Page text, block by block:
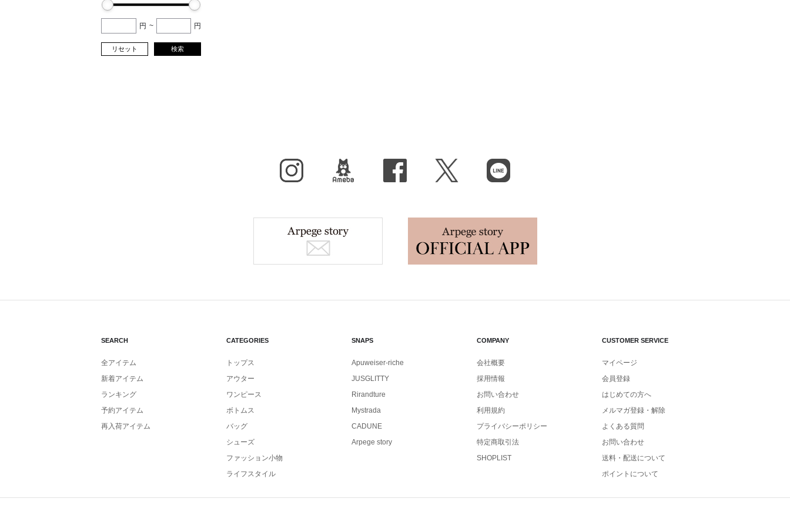
円 ~ 円
リセット 検索
X（旧Twitter）
SEARCH
全アイテム
新着アイテム
ランキング
予約アイテム
再入荷アイテム
CATEGORIES
トップス
アウター
ワンピース
ボトムス
バッグ
シューズ
ファッション小物
ライフスタイル
SNAPS
Apuweiser-riche
JUSGLITTY
Rirandture
Mystrada
CADUNE
Arpege story
COMPANY
会社概要
採用情報
お問い合わせ
利用規約
プライバシーポリシー
特定商取引法
SHOPLIST
CUSTOMER SERVICE
マイページ
会員登録
はじめての方へ
メルマガ登録・解除
よくある質問
お問い合わせ
送料・配送について
ポイントについて